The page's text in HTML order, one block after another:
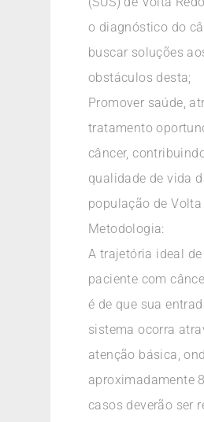
o diagnóstico do
buscar soluções
obstáculos desta;
Promover saúde,
tratamento
câncer,
qualidade de vida
população de Volta
Metodologia:
A trajetória ideal de
paciente com
é de que sua
sistema ocorra
atenção básica,
aproximadamente
casos deverão ser